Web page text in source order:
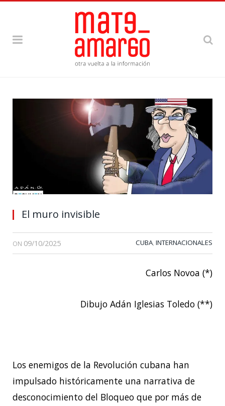
El muro invisible
ON 09/10/2025 CUBA, INTERNACIONALES
Carlos Novoa (*)
Dibujo Adán Iglesias Toledo (**)
Los enemigos de la Revolución cubana han
impulsado históricamente una narrativa de
desconocimiento del Bloqueo que por más de